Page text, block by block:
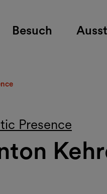
Besuch
Presence